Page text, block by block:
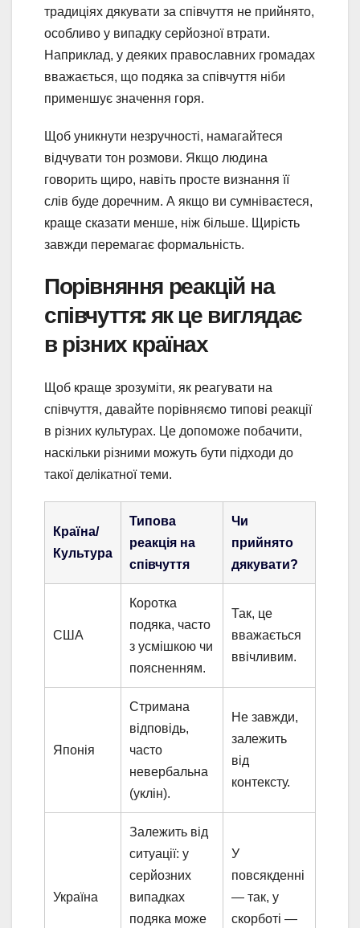
традиціях дякувати за співчуття не прийнято,
особливо у випадку серйозної втрати.
Наприклад, у деяких православних громадах
вважається, що подяка за співчуття ніби
применшує значення горя.
Щоб уникнути незручності, намагайтеся
відчувати тон розмови. Якщо людина
говорить щиро, навіть просте визнання її
слів буде доречним. А якщо ви сумніваєтеся,
краще сказати менше, ніж більше. Щирість
завжди перемагає формальність.
Порівняння реакцій на
співчуття: як це виглядає
в різних країнах
Щоб краще зрозуміти, як реагувати на
співчуття, давайте порівняємо типові реакції
в різних культурах. Це допоможе побачити,
наскільки різними можуть бути підходи до
такої делікатної теми.
Країна/
Культура
Типова
реакція на
співчуття
Чи
прийнято
дякувати?
США
Коротка
подяка, часто
з усмішкою чи
поясненням.
Так, це
вважається
ввічливим.
Японія
Стримана
відповідь,
часто
невербальна
(уклін).
Не завжди,
залежить
від
контексту.
Україна
Залежить від
ситуації: у
серйозних
випадках
подяка може
У
повсякденні
— так, у
скорботі —